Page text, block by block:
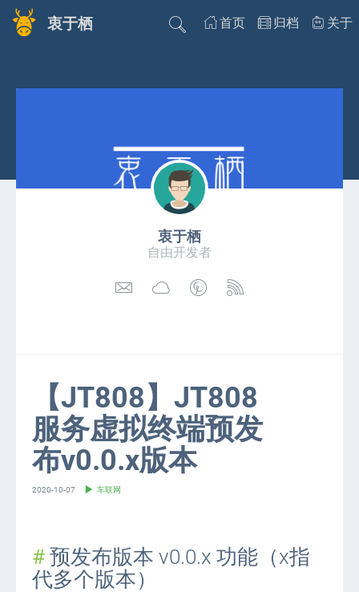
衷于栖 首页 归档 关于
衷于栖
自由开发者
【JT808】JT808
服务虚拟终端预发
布v0.0.x版本
2020-10-07 车联网
预发布版本 v0.0.x 功能（x指
代多个版本）